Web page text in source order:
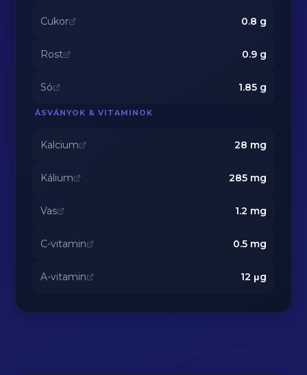
Cukor 0.8 g
Rost 0.9g
Só 1.85g
ÁSVÁNYOK & VITAMINOK
Kalcium 28 mg
Kálium 285mg
Vas 1.2 mg
C-vitamin 0.5mg
A-vitamin 12 μg